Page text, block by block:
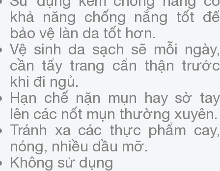
khả năng chống nắng tốt để
bảo vệ làn da tốt hơn.
Vệ sinh da sạch sẽ mỗi ngày,
cần tẩy trang cẩn thận trước
khi đi ngủ.
Hạn chế nặn mụn hay sờ tay
lên các nốt mụn thường xuyên.
Tránh xa các thực phẩm cay,
nóng, nhiều dầu mỡ.
Không sử dụng